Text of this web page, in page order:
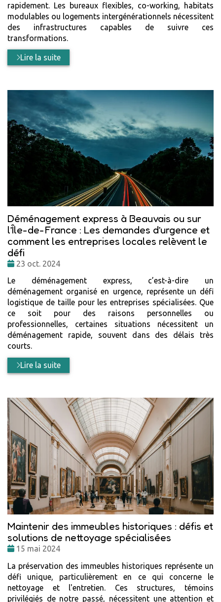
rapidement. Les bureaux flexibles, co-working, habitats
modulables ou logements intergénérationnels nécessitent
des infrastructures capables de suivre ces
transformations.
Lire la suite
Déménagement express à Beauvais ou sur
l’Île-de-France : Les demandes d’urgence et
comment les entreprises locales relèvent le
défi
Date
23 oct. 2024
Le déménagement express, c’est-à-dire un
déménagement organisé en urgence, représente un défi
logistique de taille pour les entreprises spécialisées. Que
ce soit pour des raisons personnelles ou
professionnelles, certaines situations nécessitent un
déménagement rapide, souvent dans des délais très
courts.
Lire la suite
Maintenir des immeubles historiques : défis et
solutions de nettoyage spécialisées
Date
15 mai 2024
La préservation des immeubles historiques représente un
défi unique, particulièrement en ce qui concerne le
nettoyage et l'entretien. Ces structures, témoins
privilégiés de notre passé, nécessitent une attention et